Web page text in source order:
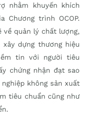
nhằm khuyến khích
Chương trình OCOP.
về quản lý chất lượng,
dựng thương hiệu
tin với người tiêu
chứng nhận đạt sao
không sản xuất
tiêu chuẩn cũng như